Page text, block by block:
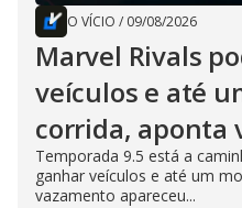
O VÍCIO / 09/08/2026
Marvel Rivals
veículos e até
corrida, aponta
Temporada 9.5 está a
ganhar veículos e até um
vazamento apareceu...